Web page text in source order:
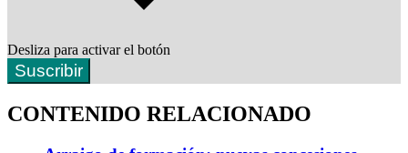
Desliza para activar el botón
Suscribir
CONTENIDO RELACIONADO